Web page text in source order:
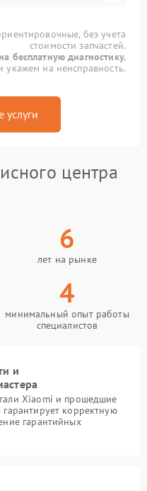
без учета
стоимости запчастей.
бесплатную диагностику.
на неисправность.
услуги
центра
6
лет на рынке
4
минимальный опыт работы
специалистов
и
Xiaomi и прошедшие
корректную
гарантийных